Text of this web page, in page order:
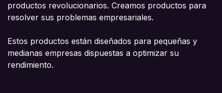
productos revolucionarios. Creamos productos para
resolver sus problemas empresariales.
Estos productos están diseñados para pequeñas y
medianas empresas dispuestas a optimizar su
rendimiento.